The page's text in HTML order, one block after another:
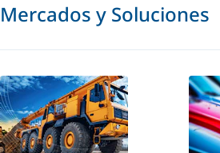
Mercados y Soluciones